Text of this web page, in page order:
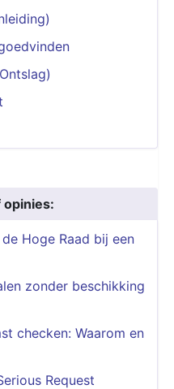
Hoge Raad bij een
zonder beschikking
checken: Waarom en
Request